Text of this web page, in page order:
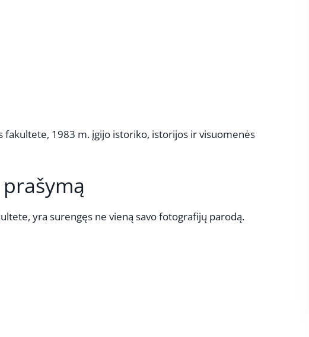
1983 m. įgijo istoriko, istorijos ir visuomenės
yra surengęs ne vieną savo fotografijų parodą.